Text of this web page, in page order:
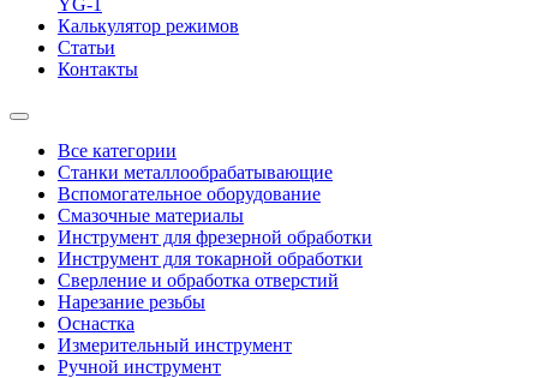
YG-1
Калькулятор режимов
Статьи
Контакты
Все категории
Станки металлообрабатывающие
Вспомогательное оборудование
Смазочные материалы
Инструмент для фрезерной обработки
Инструмент для токарной обработки
Сверление и обработка отверстий
Нарезание резьбы
Оснастка
Измерительный инструмент
Ручной инструмент